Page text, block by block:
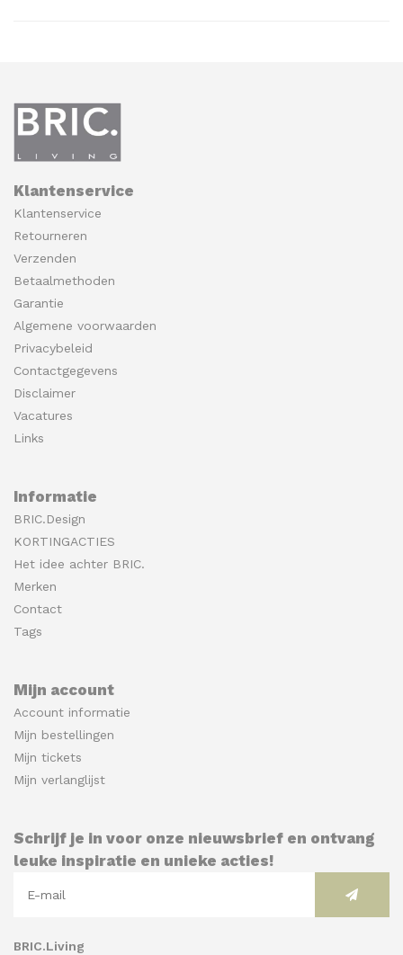
Klantenservice
Klantenservice
Retourneren
Verzenden
Betaalmethoden
Garantie
Algemene voorwaarden
Privacybeleid
Contactgegevens
Disclaimer
Vacatures
Links
Informatie
BRIC.Design
KORTINGACTIES
Het idee achter BRIC.
Merken
Contact
Tags
Mijn account
Account informatie
Mijn bestellingen
Mijn tickets
Mijn verlanglijst
Schrijf je in voor onze nieuwsbrief en ontvang
leuke inspiratie en unieke acties!
BRIC.Living